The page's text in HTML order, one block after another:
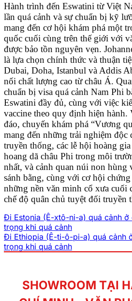
Hành trình đến Eswatini từ Việt
lần quá cảnh và sự chuẩn bị kỹ
mang đến cơ hội khám phá một
quốc cuối cùng trên thế giới với
được bảo tồn nguyên vẹn.
là lựa chọn chính thức và thuận
Dubai, Doha, Istanbul và Addis
nối chất lượng cao từ châu Á.
chuẩn bị visa quá cảnh Nam Phi
Eswatini đầy đủ, cùng với việc
vaccine theo quy định hiện hành.
đáo, chuyến khám phá “Vương
mang đến những trải nghiệm độc
truyền thống, các lễ hội hoàng
hoang dã châu Phi trong môi
nhất, và cảnh quan núi non hùng
sánh bằng, cùng với cơ hội
những nền văn minh cổ xưa cuối
chế độ quân chủ tuyệt đối truyền
Đi Estonia (Ê-xtô-ni-a) quá cảnh ở
trọng khi quá cảnh
Đi Ethiopia (Ê-ti-ô-pi-a) quá cảnh
trọng khi quá cảnh
SHOWROOM TẠI